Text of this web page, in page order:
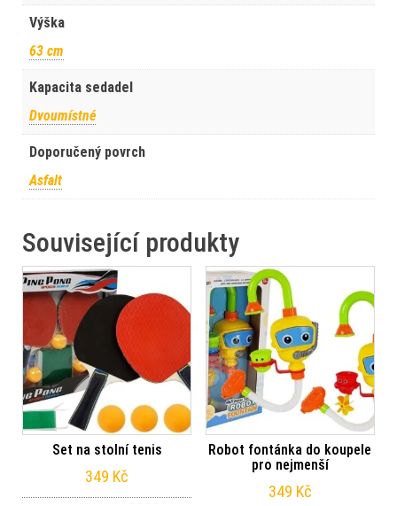
Výška
63 cm
Kapacita sedadel
Dvoumístné
Doporučený povrch
Asfalt
Související produkty
Set na stolní tenis
349 Kč
Robot fontánka do koupele
pro nejmenší
349 Kč